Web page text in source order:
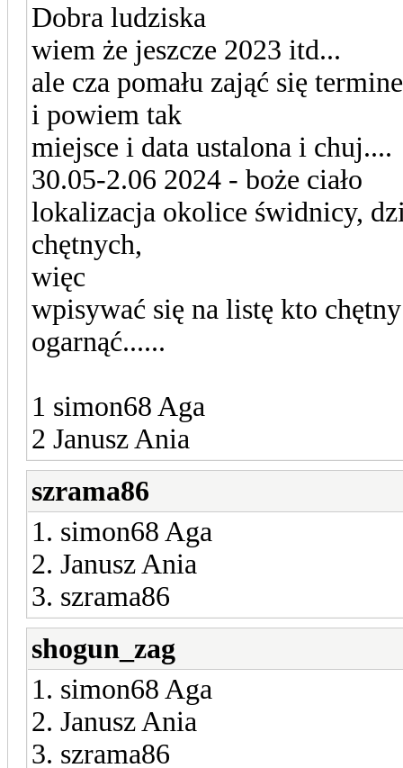
Dobra ludziska
wiem że jeszcze 2023 itd...
ale cza pomału zająć się
i powiem tak
miejsce i data ustalona i chuj....
30.05-2.06 2024 - boże ciało
lokalizacja okolice świdnicy,
chętnych,
więc
wpisywać się na listę kto
ogarnąć......
1 simon68 Aga
2 Janusz Ania
szrama86
1. simon68 Aga
2. Janusz Ania
3. szrama86
shogun_zag
1. simon68 Aga
2. Janusz Ania
3. szrama86